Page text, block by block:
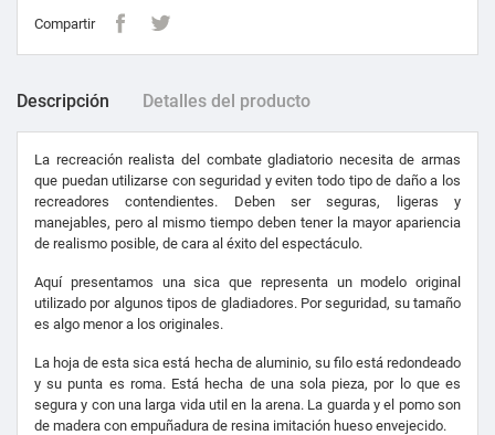
Compartir
Descripción Detalles del producto
La recreación realista del combate gladiatorio necesita de armas
que puedan utilizarse con seguridad y eviten todo tipo de daño a los
recreadores contendientes. Deben ser seguras, ligeras y
manejables, pero al mismo tiempo deben tener la mayor apariencia
de realismo posible, de cara al éxito del espectáculo.
Aquí presentamos una sica que representa un modelo original
utilizado por algunos tipos de gladiadores. Por seguridad, su tamaño
es algo menor a los originales.
La hoja de esta sica está hecha de aluminio, su filo está redondeado
y su punta es roma. Está hecha de una sola pieza, por lo que es
segura y con una larga vida util en la arena. La guarda y el pomo son
de madera con empuñadura de resina imitación hueso envejecido.